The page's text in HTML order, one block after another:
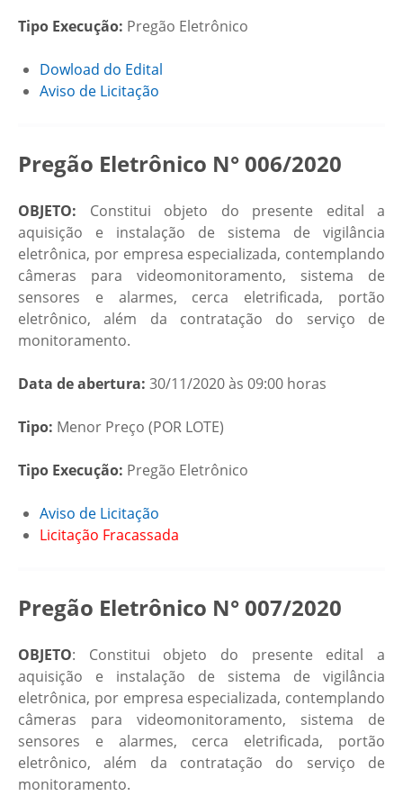
Tipo Execução: Pregão Eletrônico
Dowload do Edital
Aviso de Licitação
Pregão Eletrônico N° 006/2020
OBJETO: Constitui objeto do presente edital a
aquisição e instalação de sistema de vigilância
eletrônica, por empresa especializada, contemplando
câmeras para videomonitoramento, sistema de
sensores e alarmes, cerca eletrificada, portão
eletrônico, além da contratação do serviço de
monitoramento.
Data de abertura: 30/11/2020 às 09:00 horas
Tipo: Menor Preço (POR LOTE)
Tipo Execução: Pregão Eletrônico
Aviso de Licitação
Licitação Fracassada
Pregão Eletrônico N° 007/2020
OBJETO: Constitui objeto do presente edital a
aquisição e instalação de sistema de vigilância
eletrônica, por empresa especializada, contemplando
câmeras para videomonitoramento, sistema de
sensores e alarmes, cerca eletrificada, portão
eletrônico, além da contratação do serviço de
monitoramento.